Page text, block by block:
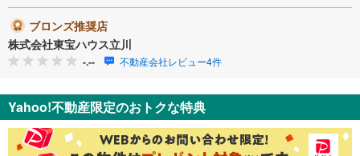
ブロンズ推奨店
株式会社東宝ハウス立川
-.-- 不動産会社レビュー4件
Yahoo!不動産限定のおトクな特典